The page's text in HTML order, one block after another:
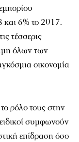
και 6% το 2017.
τέσσερις
όλων των
οικονομία
ρόλο τους στην
συμφωνούν
επίδραση όσο